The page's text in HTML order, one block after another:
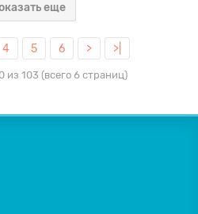
еще
4 5 6 > >|
из 103 (всего 6 страниц)